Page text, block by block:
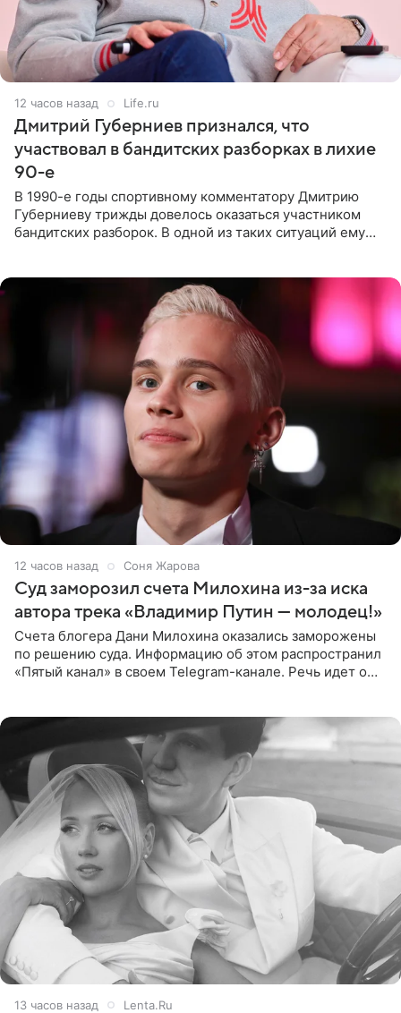
12 часов назад Life.ru
Дмитрий Губерниев признался, что
участвовал в бандитских разборках в лихие
90-е
В 1990-е годы спортивному комментатору Дмитрию
Губерниеву трижды довелось оказаться участником
бандитских разборок. В одной из таких ситуаций ему
12 часов назад Соня Жарова
Суд заморозил счета Милохина из-за иска
автора трека «Владимир Путин — молодец!»
Счета блогера Дани Милохина оказались заморожены
по решению суда. Информацию об этом распространил
«Пятый канал» в своем Telegram-канале. Речь идет о
13 часов назад Lenta.Ru